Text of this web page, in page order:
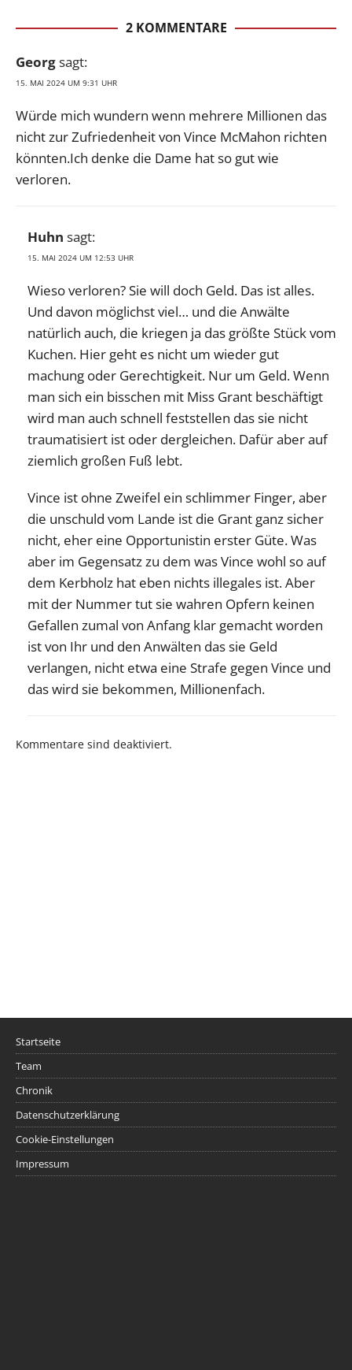
2 KOMMENTARE
Georgsagt:
15. MAI 2024 UM 9:31 UHR
Würde mich wundern wenn mehrere Millionen das
nicht zur Zufriedenheit von Vince McMahon richten
könnten.Ich denke die Dame hat so gut wie
verloren.
Huhn sagt:
15. MAI 2024 UM 12:53 UHR
Wieso verloren? Sie will doch Geld. Das ist alles.
Und davon möglichst viel… und die Anwälte
natürlich auch, die kriegen ja das größte Stück vom
Kuchen. Hier geht es nicht um wieder gut
machung oder Gerechtigkeit. Nur um Geld. Wenn
man sich ein bisschen mit Miss Grant beschäftigt
wird man auch schnell feststellen das sie nicht
traumatisiert ist oder dergleichen. Dafür aber auf
ziemlich großen Fuß lebt.
Vince ist ohne Zweifel ein schlimmer Finger, aber
die unschuld vom Lande ist die Grant ganz sicher
nicht, eher eine Opportunistin erster Güte. Was
aber im Gegensatz zu dem was Vince wohl so auf
dem Kerbholz hat eben nichts illegales ist. Aber
mit der Nummer tut sie wahren Opfern keinen
Gefallen zumal von Anfang klar gemacht worden
ist von Ihr und den Anwälten das sie Geld
verlangen, nicht etwa eine Strafe gegen Vince und
das wird sie bekommen, Millionenfach.
Kommentare sind deaktiviert.
Startseite
Team
Chronik
Datenschutzerklärung
Cookie-Einstellungen
Impressum